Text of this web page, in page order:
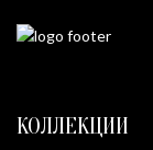
КОЛЛЕКЦИИ